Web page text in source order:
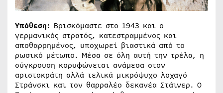
Υπόθεση: Βρισκόμαστε στο 1943 και ο
γερμανικός στρατός, κατεστραμμένος και
αποθαρρημένος, υποχωρεί βιαστικά από το
ρωσικό μέτωπο. Μέσα σε όλη αυτή την τρέλα, η
σύγκρουση κορυφώνεται ανάμεσα στον
αριστοκράτη αλλά τελικά μικρόψυχο λοχαγό
Στράνσκι και τον θαρραλέο δεκανέα Στάινερ. Ο